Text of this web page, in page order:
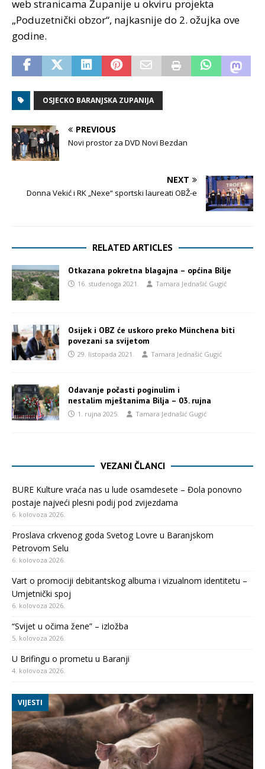
web stranicama Županije u okviru projekta
„Poduzetnički obzor“, najkasnije do 2. ožujka ove
godine.
OSJECKO BARANJSKA ZUPANIJA
PREVIOUS
Novi prostor za DVD Novi Bezdan
NEXT
Donna Vekić i RK „Nexe“ sportski laureati OBŽ-e
RELATED ARTICLES
Otkazana pokretna blagajna – općina Bilje
16. studenoga 2021. Tamara Jednašić Gugić
Osijek i OBZ će uskoro preko Münchena biti
povezani sa svijetom
29. listopada 2021. Tamara Jednašić Gugić
Odavanje počasti poginulim i
nestalim mještanima Bilja – 03. rujna
1. rujna 2025. Tamara Jednašić Gugić
VEZANI ČLANCI
BURE Kulture vraća nas u lude osamdesete – Đola ponovno
postaje najveći plesni podij pod zvijezdama
6. kolovoza 2026.
Proslava crkvenog goda Svetog Lovre u Baranjskom
Petrovom Selu
6. kolovoza 2026.
Vart o promociji debitantskog albuma i vizualnom identitetu –
Umjetnički spoj
6. kolovoza 2026.
“Svijet u očima žene” – izložba
5. kolovoza 2026.
U Brifingu o prometu u Baranji
4. kolovoza 2026.
VIJESTI